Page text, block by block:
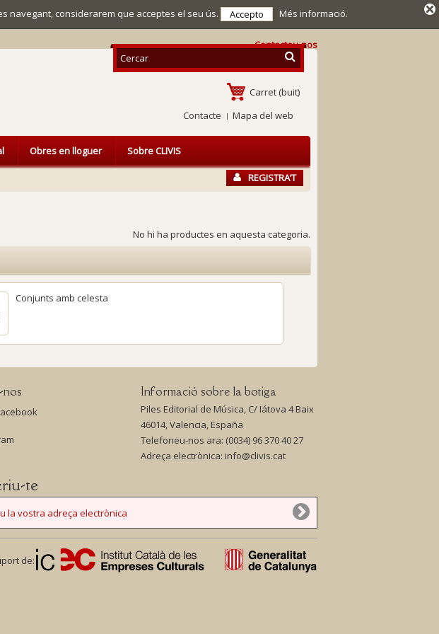
Contacteu-nos
Carret (buit)
Contacte
Mapa del web
REGISTRA’T
Obres en lloguer Sobre CLIVIS
No hi ha productes en aquesta categoria.
Conjunts amb celesta
nos Informació sobre la botiga
Piles Editorial de Música, C/ Iátova 4 Baix
46014, Valencia, España
Telefoneu-nos ara: (0034) 96 370 40 27
Adreça electrònica: info@clivis.cat
te
navegant, considerarem que acceptes el seu ús. Accepto Més informació.
de: